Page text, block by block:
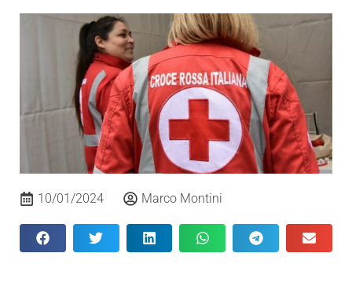
10/01/2024 Marco Montini